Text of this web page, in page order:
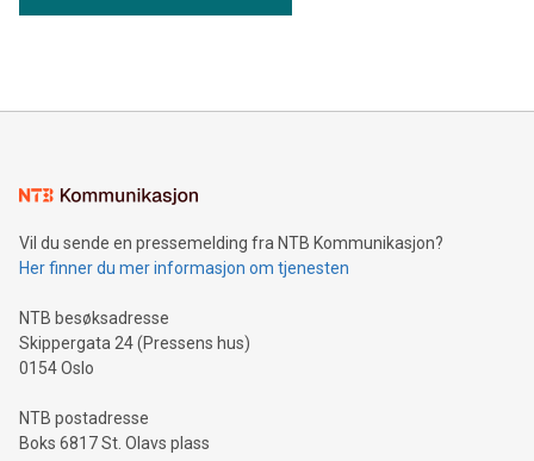
Vil du sende en pressemelding fra NTB Kommunikasjon?
Her finner du mer informasjon om tjenesten
NTB besøksadresse
Skippergata 24 (Pressens hus)
0154 Oslo
NTB postadresse
Boks 6817 St. Olavs plass